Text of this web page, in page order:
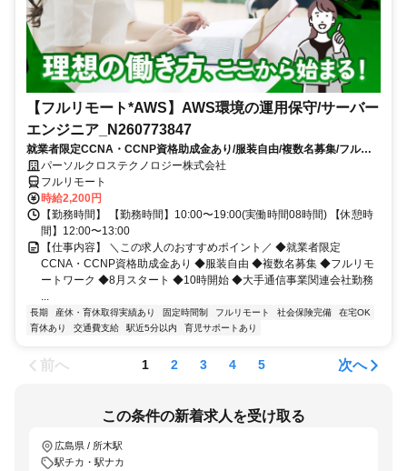
【フルリモート*AWS】AWS環境の運用保守/サーバー
エンジニア_N260773847
就業者限定CCNA・CCNP資格助成金あり/服装自由/複数名募集/フルリ
モートワーク/8月スタート/10時開始/大手通信事業関連会社勤務
パーソルクロステクノロジー株式会社
フルリモート
時給2,200円
【勤務時間】 【勤務時間】10:00〜19:00(実働時間08時間) 【休憩時
間】12:00〜13:00
【仕事内容】 ＼この求人のおすすめポイント／ ◆就業者限定
CCNA・CCNP資格助成金あり ◆服装自由 ◆複数名募集 ◆フルリモ
ートワーク ◆8月スタート ◆10時開始 ◆大手通信事業関連会社勤務
長期 産休・育休取得実績あり 固定時間制 フルリモート 社会保険完備
在宅OK
育休あり
交通費支給 駅近5分以内 育児サポートあり
前へ 1 2 3 4 5 次へ
この条件の新着求人を受け取る
広島県 / 所木駅
駅チカ・駅ナカ